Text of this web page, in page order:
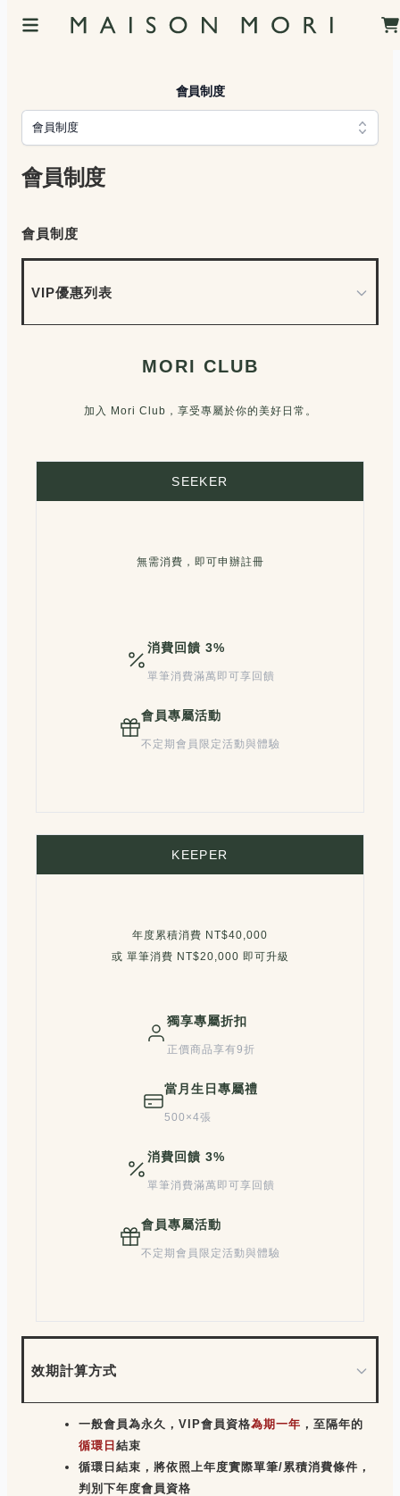
會員制度
會員制度
會員制度
會員制度
VIP優惠列表
MORI CLUB
加入 Mori Club，享受專屬於你的美好日常。
SEEKER
無需消費，即可申辦註冊
消費回饋 3%
單筆消費滿萬即可享回饋
會員專屬活動
不定期會員限定活動與體驗
KEEPER
年度累積消費 NT$40,000
或 單筆消費 NT$20,000 即可升級
獨享專屬折扣
正價商品享有9折
當月生日專屬禮
500×4張
消費回饋 3%
單筆消費滿萬即可享回饋
會員專屬活動
不定期會員限定活動與體驗
效期計算方式
一般會員為永久，VIP會員資格為期一年 ，至隔年的
循環日 結束
循環日結束，將依照上年度實際單筆/累積消費條件，
判別下年度會員資格